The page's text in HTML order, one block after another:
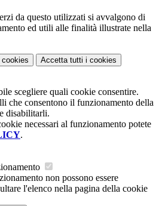
da questo utilizzati si avvalgono di
ed utili alle finalità illustrate nella
cookies Accetta tutti i cookies
scegliere quali cookie consentire.
che consentono il funzionamento della
disabilitarli.
necessari al funzionamento potete
.
non possono essere
l'elenco nella pagina della cookie